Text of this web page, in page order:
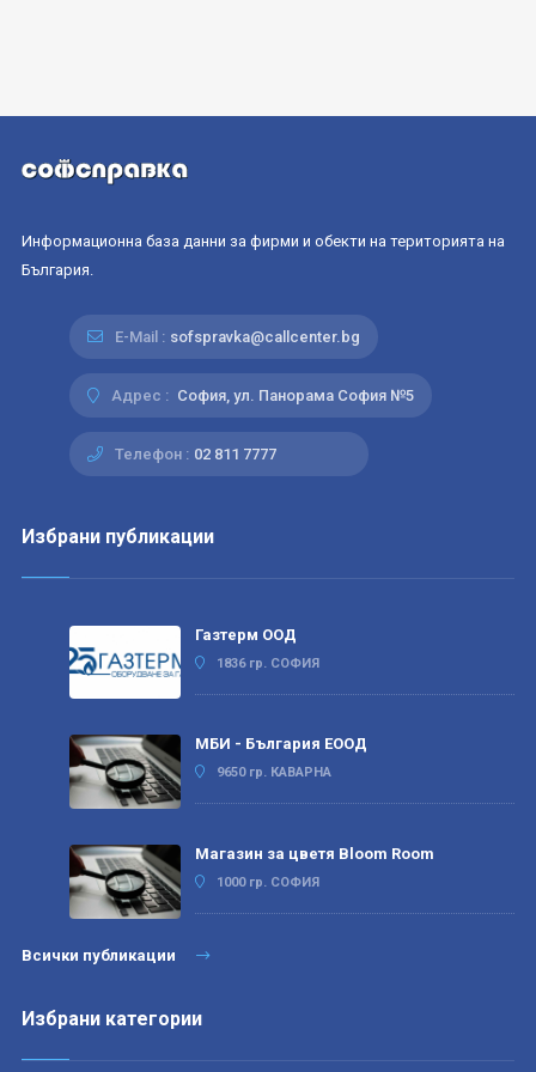
Информационна база данни за фирми и обекти на територията на
България.
E-Mail : sofspravka@callcenter.bg
Адрес : София, ул. Панорама София №5
Телефон : 02 811 7777
Избрани публикации
Газтерм ООД
1836 гр. СОФИЯ
МБИ - България ЕООД
9650 гр. КАВАРНА
Магазин за цветя Bloom Room
1000 гр. СОФИЯ
Всички публикации
Избрани категории